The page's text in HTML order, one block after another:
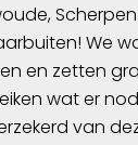
We
en zetten
wat er
van